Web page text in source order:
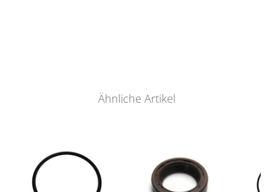
Ähnliche Artikel